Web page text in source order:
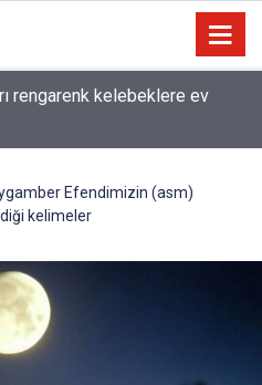
rengarenk kelebeklere ev
Efendimizin (asm)
kelimeler